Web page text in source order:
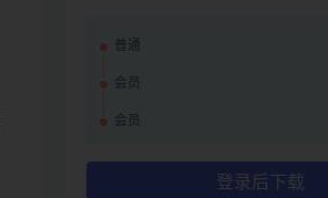
普通
会员
会员
登录后下载